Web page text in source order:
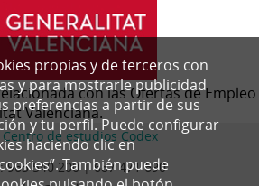
con las Ofertas de Empleo
Valenciana.
de estudios Codex
963 540 200 | 687 471 690
propias y de terceros con
y para mostrarle publicidad
preferencias a partir de sus
y tu perfil. Puede configurar
haciendo clic en
También puede